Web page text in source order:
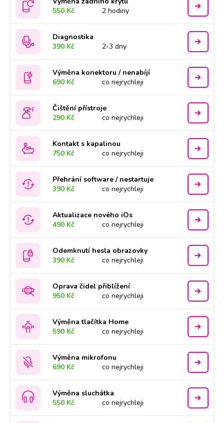
550 Kč
2 hodiny
Diagnostika
390 Kč
2-3 dny
Výměna konektoru / nenabíjí
690 Kč
co nejrychleji
Čištění přístroje
290 Kč
co nejrychleji
Kontakt s kapalinou
750 Kč
co nejrychleji
Přehrání software / nestartuje
390 Kč
co nejrychleji
Aktualizace nového iOs
490 Kč
co nejrychleji
Odemknutí hesla obrazovky
390 Kč
co nejrychleji
Oprava čidel přiblížení
950 Kč
co nejrychleji
Výměna tlačítka Home
590 Kč
co nejrychleji
Výměna mikrofonu
690 Kč
co nejrychleji
Výměna sluchátka
550 Kč
co nejrychleji